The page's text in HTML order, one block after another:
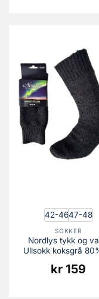
42-4647-48
SOKKER
Nordlys tykk og
Ullsokk koksgrå
kr 159